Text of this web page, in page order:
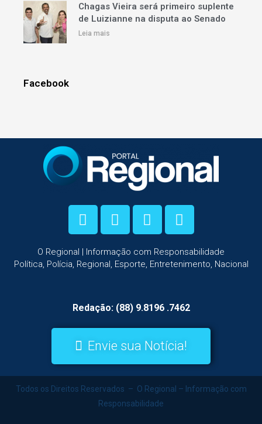
Chagas Vieira será primeiro suplente
de Luizianne na disputa ao Senado
Leia mais
Facebook
O Regional | Informação com Responsabilidade
Política, Polícia, Regional, Esporte, Entretenimento, Nacional
Redação: (88) 9.8196 .7462
Envie sua Notícia!
Todos os Direitos Reservados – O Regional – Informação com
Responsabilidade